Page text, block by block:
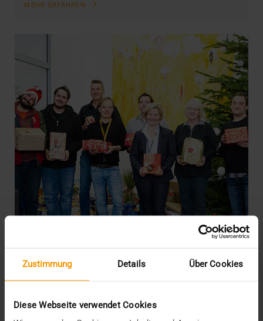
Zustimmung Details Über Cookies
Diese Webseite verwendet Cookies
MEHR ERFAHREN
CSR·INTERN